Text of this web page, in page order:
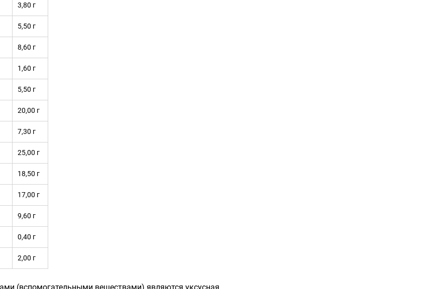
3,80 г
5,50 г
8,60 г
1,60 г
5,50 г
20,00 г
7,30 г
25,00 г
18,50 г
17,00 г
9,60 г
0,40 г
2,00 г